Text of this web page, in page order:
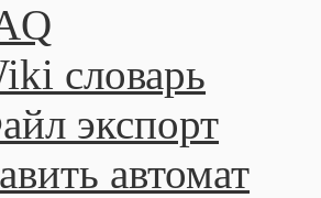
словарь
экспорт
автомат